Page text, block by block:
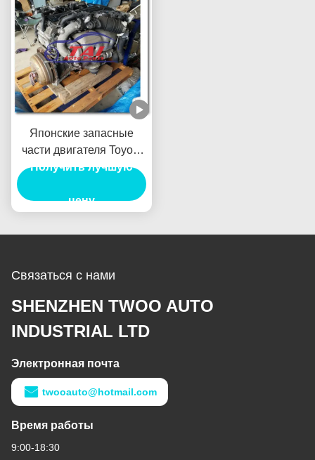
Японские запасные
части двигателя Toyota
2JZ 1JZ двигатель с
эксплуатационными
2KD
Получить лучшую
цену
Связаться с нами
SHENZHEN TWOO AUTO
INDUSTRIAL LTD
Электронная почта
twooauto@hotmail.com
Время работы
9:00-18:30